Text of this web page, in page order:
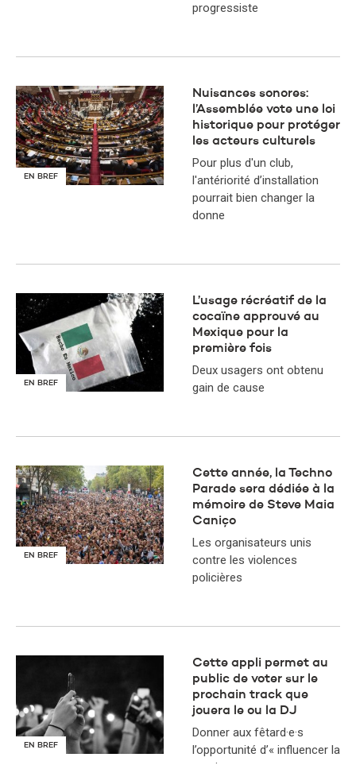
progressiste
EN BREF
Nuisances sonores:
l’Assemblée vote une loi
historique pour protéger
les acteurs culturels
Pour plus d'un club,
l'antériorité d’installation
pourrait bien changer la
donne
EN BREF
L’usage récréatif de la
cocaïne approuvé au
Mexique pour la
première fois
Deux usagers ont obtenu
gain de cause
EN BREF
Cette année, la Techno
Parade sera dédiée à la
mémoire de Steve Maia
Caniço
Les organisateurs unis
contre les violences
policières
EN BREF
Cette appli permet au
public de voter sur le
prochain track que
jouera le ou la DJ
Donner aux fêtard·e·s
l’opportunité d’« influencer la